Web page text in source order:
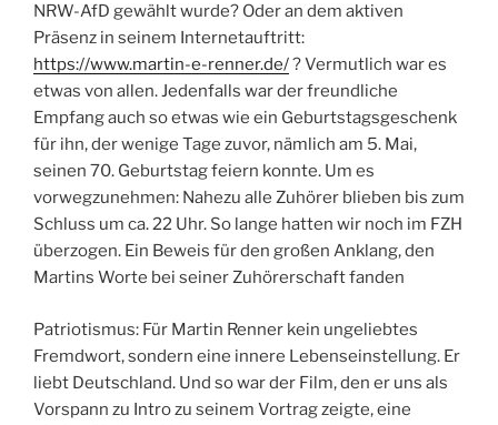
NRW-AfD gewählt wurde? Oder an dem aktiven
Präsenz in seinem Internetauftritt:
https://www.martin-e-renner.de/? Vermutlich war es
etwas von allen. Jedenfalls war der freundliche
Empfang auch so etwas wie ein Geburtstagsgeschenk
für ihn, der wenige Tage zuvor, nämlich am 5. Mai,
seinen 70. Geburtstag feiern konnte. Um es
vorwegzunehmen: Nahezu alle Zuhörer blieben bis zum
Schluss um ca. 22 Uhr. So lange hatten wir noch im FZH
überzogen. Ein Beweis für den großen Anklang, den
Martins Worte bei seiner Zuhörerschaft fanden
Patriotismus: Für Martin Renner kein ungeliebtes
Fremdwort, sondern eine innere Lebenseinstellung. Er
liebt Deutschland. Und so war der Film, den er uns als
Vorspann zu Intro zu seinem Vortrag zeigte, eine